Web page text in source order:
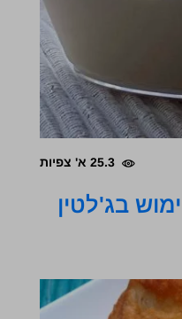
25.3 א' צפיות
בג'לטין